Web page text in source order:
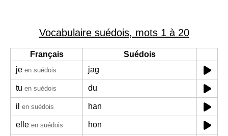
Vocabulaire suédois, mots 1 à 20
Français
Suédois
je en suédois jag
tu en suédois du
il en suédois han
elle en suédois hon